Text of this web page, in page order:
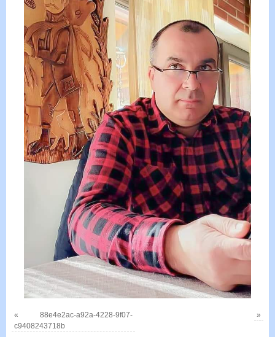
« 88e4e2ac-a92a-4228-9f07-
c9408243718b
»